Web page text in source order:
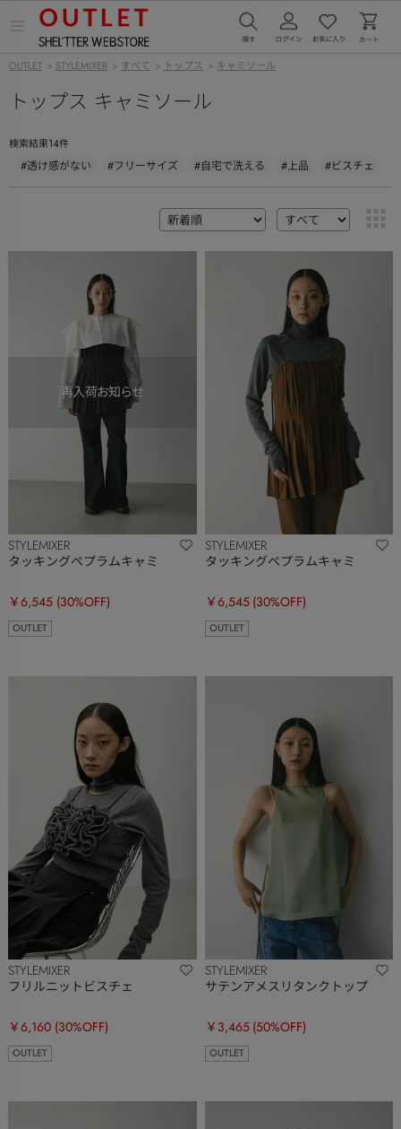
ー
開
く
OUTLET > STYLEMIXER > すべて > トップス > キャミソール
トップス キャミソール
検索結果14件
#透け感がない #フリーサイズ #自宅で洗える #上品 #ビスチェ
STYLEMIXER
タッキングペプラムキャミ
￥6,545 (30%OFF)
OUTLET
STYLEMIXER
タッキングペプラムキャミ
￥6,545 (30%OFF)
OUTLET
STYLEMIXER
フリルニットビスチェ
￥6,160 (30%OFF)
OUTLET
STYLEMIXER
サテンアメスリタンクトップ
￥3,465 (50%OFF)
OUTLET